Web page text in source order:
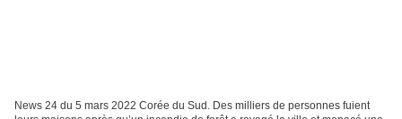
News 24 du 5 mars 2022 Corée du Sud. Des milliers de personnes fuient